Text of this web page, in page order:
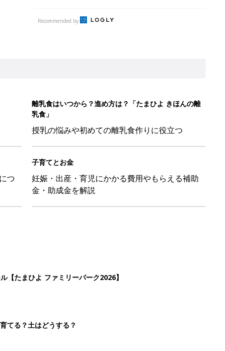
Recommended by
離乳食はいつから？進め方は？「たまひよ きほんの離
乳食」
授乳の悩みや初めての離乳食作りに役立つ
つ
子育てとお金
妊娠・出産・育児にかかる費用やもらえる補助
金・助成金を解説
【たまひよ ファミリーパーク2026】
てる？土はどうする？